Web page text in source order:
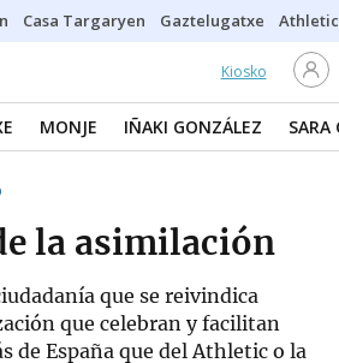
Casa Targaryen Gaztelugatxe Athletic
Kiosko
MONJE IÑAKI GONZÁLEZ SARA
la asimilación
que se reivindica
que celebran y facilitan
de España que del Athletic o la